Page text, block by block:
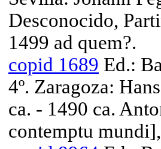
Desconocido,
1499 ad quem?.
copid 1689 Ed.:
4º. Zaragoza:
ca. - 1490 ca.
contemptu